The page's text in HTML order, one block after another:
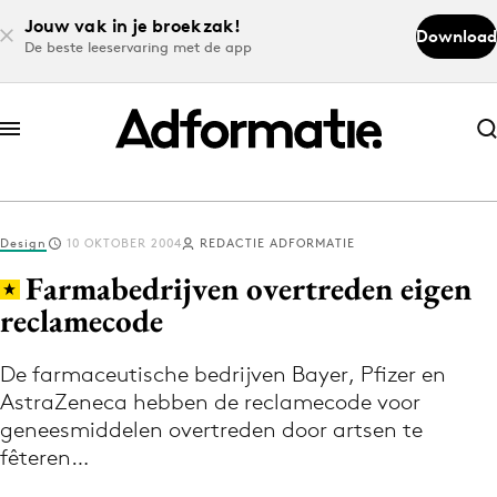
Jouw vak in je broekzak!
De beste leeservaring met de app
Download
Abonneer nu
Abonneer nu
Log in
Volg het laatste nieuws via de Adformatie
Nieuws app
Design 10 OKTOBER 2004 REDACTIE ADFORMATIE
Farmabedrijven overtreden eigen
reclamecode
De farmaceutische bedrijven Bayer, Pfizer en
AstraZeneca hebben de reclamecode voor
geneesmiddelen overtreden door artsen te
fêteren…